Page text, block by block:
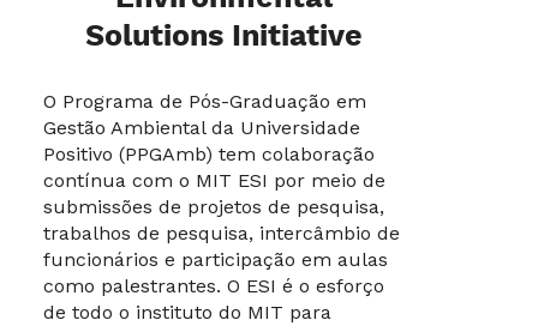
Solutions Initiative
O Programa de Pós-Graduação em
Gestão Ambiental da Universidade
Positivo (PPGAmb) tem colaboração
contínua com o MIT ESI por meio de
submissões de projetos de pesquisa,
trabalhos de pesquisa, intercâmbio de
funcionários e participação em aulas
como palestrantes. O ESI é o esforço
de todo o instituto do MIT para